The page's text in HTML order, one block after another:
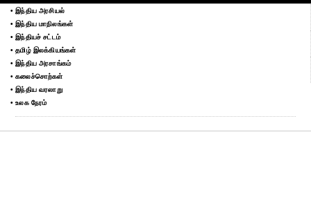
• இந்திய அரசியல்
• இந்திய மாநிலங்கள்
• இந்தியச் சட்டம்
• தமிழ் இலக்கியங்கள்
• இந்திய அரசாங்கம்
• கலைச்சொற்கள்
• இந்திய வரலாறு
• உலக நேரம்